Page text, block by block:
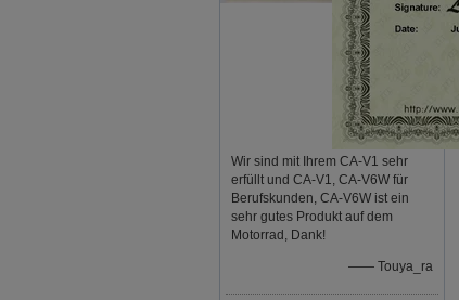
Wir sind mit Ihrem CA-V1 sehr
erfüllt und CA-V1, CA-V6W für
Berufskunden, CA-V6W ist ein
sehr gutes Produkt auf dem
Motorrad, Dank!
—— Touya_ra